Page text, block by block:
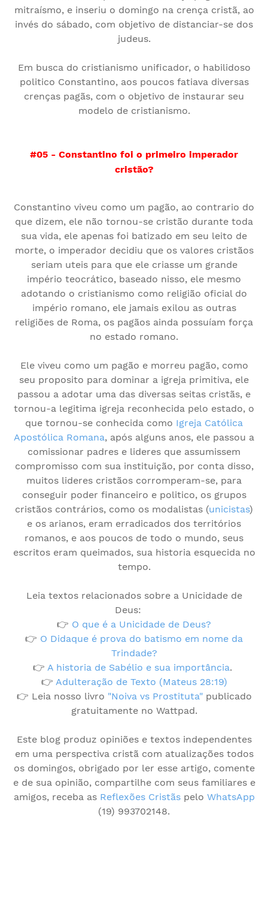
mitraísmo, e inseriu o domingo na crença cristã, ao
invés do sábado, com objetivo de distanciar-se dos
judeus.
Em busca do cristianismo unificador, o habilidoso
politico Constantino, aos poucos fatiava diversas
crenças pagãs, com o objetivo de instaurar seu
modelo de cristianismo.
#05 - Constantino foi o primeiro imperador
cristão?
Constantino viveu como um pagão, ao contrario do
que dizem, ele não tornou-se cristão durante toda
sua vida, ele apenas foi batizado em seu leito de
morte, o imperador decidiu que os valores cristãos
seriam uteis para que ele criasse um grande
império teocrático, baseado nisso, ele mesmo
adotando o cristianismo como religião oficial do
império romano, ele jamais exilou as outras
religiões de Roma, os pagãos ainda possuíam força
no estado romano.
Ele viveu como um pagão e morreu pagão, como
seu proposito para dominar a igreja primitiva, ele
passou a adotar uma das diversas seitas cristãs, e
tornou-a legitima igreja reconhecida pelo estado, o
que tornou-se conhecida como Igreja Católica
Apostólica Romana, após alguns anos, ele passou a
comissionar padres e lideres que assumissem
compromisso com sua instituição, por conta disso,
muitos lideres cristãos corromperam-se, para
conseguir poder financeiro e politico, os grupos
cristãos contrários, como os modalistas (unicistas)
e os arianos, eram erradicados dos territórios
romanos, e aos poucos de todo o mundo, seus
escritos eram queimados, sua historia esquecida no
tempo.
Leia textos relacionados sobre a Unicidade de
Deus:
👉 O que é a Unicidade de Deus?
👉 O Didaque é prova do batismo em nome da
Trindade?
👉 A historia de Sabélio e sua importância.
👉 Adulteração de Texto (Mateus 28:19)
👉 Leia nosso livro "Noiva vs Prostituta"publicado
gratuitamente no Wattpad.
Este blog produz opiniões e textos independentes
em uma perspectiva cristã com atualizações todos
os domingos, obrigado por ler esse artigo, comente
e de sua opinião, compartilhe com seus familiares e
amigos, receba as Reflexões Cristãspelo WhatsApp
(19) 993702148.